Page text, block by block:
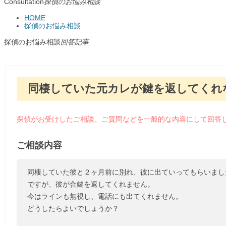
HOME
探偵のお悩み相談
探偵のお悩み相談回答記事
同棲していた元カレが鍵を返してくれ
探偵がお受けしたご相談、ご質問などを一般的な内容にして回答
ご相談内容
同棲していた彼と２ヶ月前に別れ、彼に出ていってもらいまし
ですが、彼が合鍵を返してくれません。
今はラインも無視し、電話にも出てくれません。
どうしたらよいでしょうか？